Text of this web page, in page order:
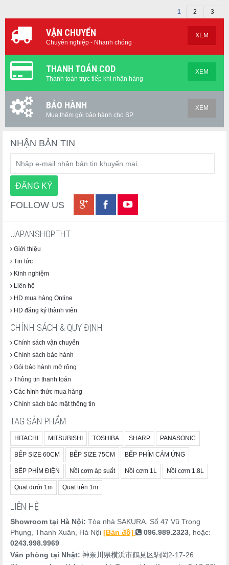
1 2 3
VẬN CHUYỂN
Chuyên nghiệp - Nhanh chóng
XEM
THANH TOÁN COD
Thanh toán trực tiếp khi nhận hàng
XEM
BẢO HÀNH
Mua thêm gói bảo hành cho SP
XEM
NHẬN BẢN TIN
FOLLOW US
JAPANSHOP.THT
Giới thiệu
Tin tức
Kinh nghiệm
Liên hệ
HD mua hàng Online
HD đăng ký thành viên
CHÍNH SÁCH & QUY ĐỊNH
Chính sách vận chuyển
Chính sách bảo hành
Gói bảo hành mở rộng
Thông tin thanh toán
Các hình thức mua hàng
Chính sách bảo mật thông tin
TAG SẢN PHẨM
HITACHI MITSUBISHI TOSHIBA SHARP PANASONIC
BẾP SIZE 60CM BẾP SIZE 75CM BẾP PHÍM CẢM ỨNG
BẾP PHÍM ĐIỆN Nồi cơm áp suất Nồi cơm 1L Nồi cơm 1.8L
Quạt dưới 1m Quạt trên 1m
LIÊN HỆ
Showroom tại Hà Nội: Tòa nhà SAKURA. Số 47 Vũ Trọng
Phụng, Thanh Xuân, Hà Nội [Bản đồ] 096.989.2323 , hoặc:
0243.998.9969
Văn phòng tại Nhật: 神奈川県横浜市鶴見区駒岡2-17-26